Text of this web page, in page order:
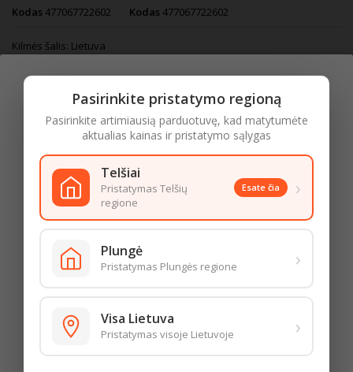
Kodas 477067722602 Kodas 477067722602
Kilmės šalis: Lietuva
6,65 € už 1 l
Su mokesčiais
Į krepšelį
Turime
Užsakymus, gautus po , pristatysime
APRAŠYMAS IŠSAMI PREKĖS INFORMACIJA
Amžiaus patvirtinimas
Norėdami patekti į šią prekių kategoriją, patvirtinkite, kad esate
20 metų ar vyresnis
Mėnuo
Pasirinkite pristatymo regioną
Pasirinkite artimiausią parduotuvę, kad matytumėte
aktualias kainas ir pristatymo sąlygas
Telšiai
Pristatymas Telšių
regione
Esate čia ›
Plungė
Pristatymas Plungės regione ›
Visa Lietuva
Pristatymas visoje Lietuvoje ›